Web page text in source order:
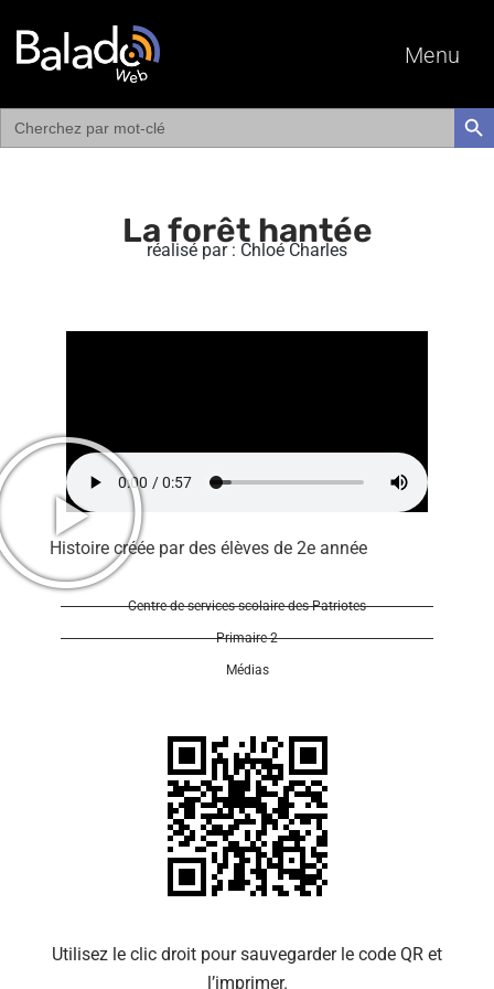
Menu
Search
for:
La forêt hantée
réalisé par : Chloé Charles
Histoire créée par des élèves de 2e année
Centre de services scolaire des Patriotes
Primaire 2
Médias
Utilisez le clic droit pour sauvegarder le code QR et
l’imprimer.